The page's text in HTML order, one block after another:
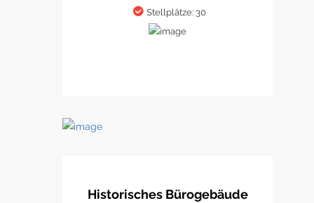
Stellplätze: 30
Historisches Bürogebäude